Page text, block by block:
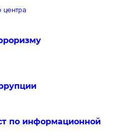
центра
по информационной